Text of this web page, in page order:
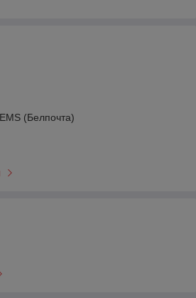
(Белпочта)